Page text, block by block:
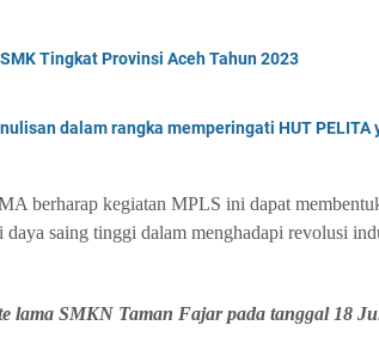
Tingkat Provinsi Aceh Tahun 2023
dalam rangka memperingati HUT PELITA
berharap kegiatan MPLS ini dapat
saing tinggi dalam menghadapi revolusi
lama SMKN Taman Fajar pada tanggal 18